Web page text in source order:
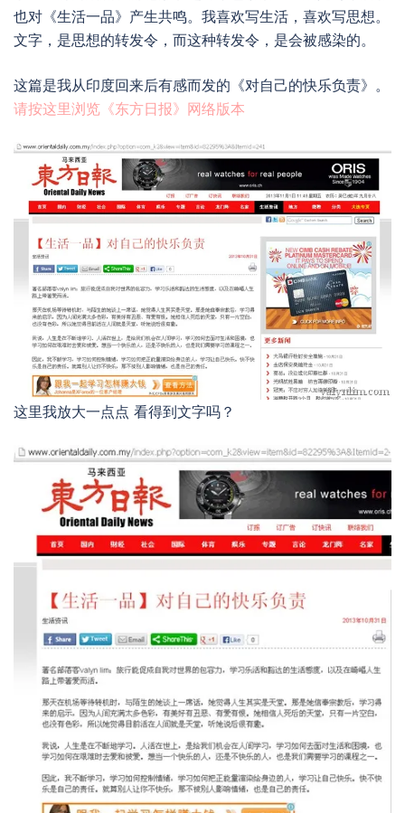
也对《生活一品》产生共鸣。我喜欢写生活，喜欢写思想。
文字，是思想的转发令，而这种转发令，是会被感染的。
这篇是我从印度回来后有感而发的《对自己的快乐负责》。
请按这里浏览《东方日报》网络版本
这里我放大一点点 看得到文字吗？